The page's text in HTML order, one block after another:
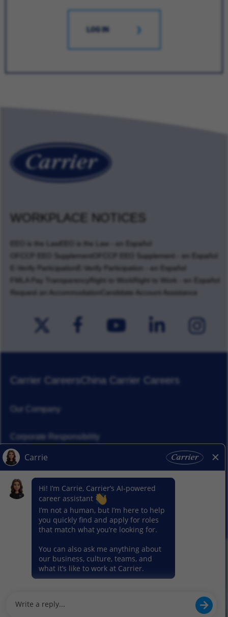
LOG IN
WORKPLACE NOTICES
EEO is the Law
EEO is the Law - en Español
OFCCP EEO Supplement
OFCCP EEO Supplement - en Español
E-Verify Participation
E-Verify Participation - en Español
FMLA Pay Transparency
Right to Work
Right to Work - en Español
Request an Accommodation
Candidate Account Assistance
Carrier CareersChina Carrier Careers
Our Company
Corporate Responsibility
News
Our Segments
© 2026 Carrier. All Rights Reserved.
Privacy Notice Sitemap
Terms of Use